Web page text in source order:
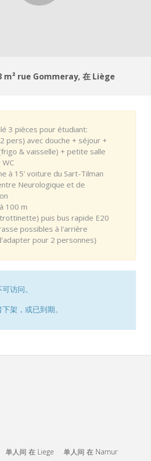
m² rue Gommeray, 在 Liège
3 pièces pour étudiant:
pers) avec douche + séjour +
& vaisselle) + petite salle
à 15' voiture du Sart-Tilman
Neurologique et de
100 m
puis bus rapide E20
possibles à l'arrière
pour 2 personnes)
访问。
架，或已到期。
单人间 在 Liege
单人间 在 Namur